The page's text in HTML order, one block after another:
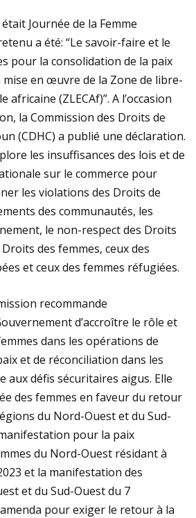
LA PAIX À DOUALA 2 : POPULARITÉ
ME DENISE FAMPOU
DE FOLIE
Journée de la Femme
a été: “Le savoir-faire et le
pour la consolidation de la paix
mise en œuvre de la Zone de libre-
(ZLECAf)”. A l’occasion
la Commission des Droits de
(CDHC) a publié une déclaration.
les insuffisances des lois et de
sur le commerce pour
les violations des Droits de
des communautés, les
le non-respect des Droits
des femmes, ceux des
et ceux des femmes réfugiées.
recommande
d’accroître le rôle et
dans les opérations de
et de réconciliation dans les
aux défis sécuritaires aigus. Elle
des femmes en faveur du retour
du Nord-Ouest et du Sud-
pour la paix
du Nord-Ouest résidant à
et la manifestation des
et du Sud-Ouest du 7
pour exiger le retour à la